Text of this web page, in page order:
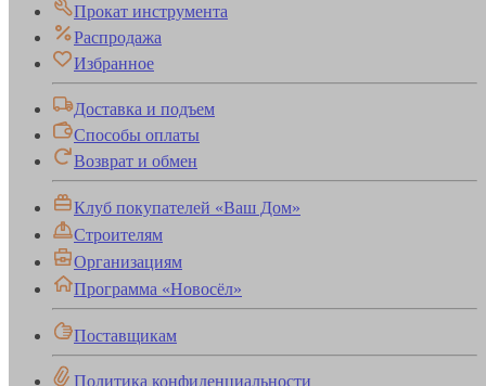
Прокат инструмента
Распродажа
Избранное
Доставка и подъем
Способы оплаты
Возврат и обмен
Клуб покупателей «Ваш Дом»
Строителям
Организациям
Программа «Новосёл»
Поставщикам
Политика конфиденциальности